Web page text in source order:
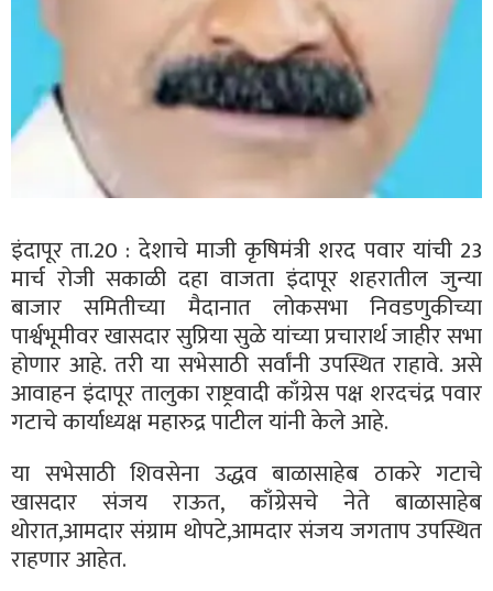
इंदापूर ता.20 : देशाचे माजी कृषिमंत्री शरद पवार यांची 23
मार्च रोजी सकाळी दहा वाजता इंदापूर शहरातील जुन्या
बाजार समितीच्या मैदानात लोकसभा निवडणुकीच्या
पार्श्वभूमीवर खासदार सुप्रिया सुळे यांच्या प्रचारार्थ जाहीर सभा
होणार आहे. तरी या सभेसाठी सर्वांनी उपस्थित राहावे. असे
आवाहन इंदापूर तालुका राष्ट्रवादी काँग्रेस पक्ष शरदचंद्र पवार
गटाचे कार्याध्यक्ष महारुद्र पाटील यांनी केले आहे.
या सभेसाठी शिवसेना उद्धव बाळासाहेब ठाकरे गटाचे
खासदार संजय राऊत, काँग्रेसचे नेते बाळासाहेब
थोरात,आमदार संग्राम थोपटे,आमदार संजय जगताप उपस्थित
राहणार आहेत.